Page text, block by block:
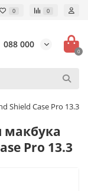
0 0
088 000
0
Shield Case Pro 13.3
макбука
Pro 13.3